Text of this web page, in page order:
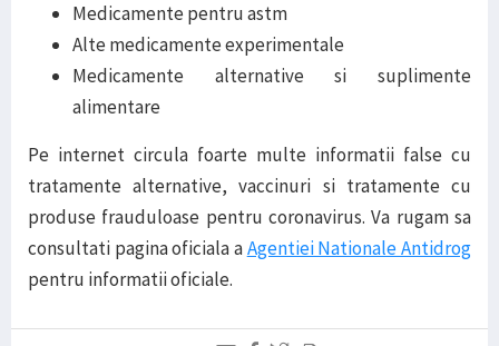
Medicamente pentru astm
Alte medicamente experimentale
Medicamente alternative si suplimente
alimentare
Pe internet circula foarte multe informatii false cu
tratamente alternative, vaccinuri si tratamente cu
produse frauduloase pentru coronavirus. Va rugam sa
consultati pagina oficiala aAgentiei Nationale Antidrog
pentru informatii oficiale.